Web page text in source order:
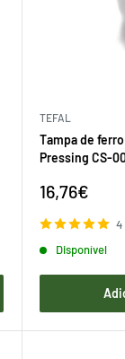
TEFAL
Tampa de
Pressing CS-
Preço
venda
16,76€
4
Disponível